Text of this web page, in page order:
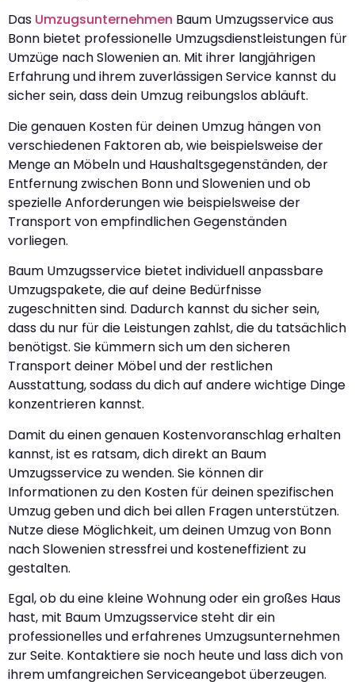
Das Umzugsunternehmen Baum Umzugsservice aus
Bonn bietet professionelle Umzugsdienstleistungen für
Umzüge nach Slowenien an. Mit ihrer langjährigen
Erfahrung und ihrem zuverlässigen Service kannst du
sicher sein, dass dein Umzug reibungslos abläuft.
Die genauen Kosten für deinen Umzug hängen von
verschiedenen Faktoren ab, wie beispielsweise der
Menge an Möbeln und Haushaltsgegenständen, der
Entfernung zwischen Bonn und Slowenien und ob
spezielle Anforderungen wie beispielsweise der
Transport von empfindlichen Gegenständen
vorliegen.
Baum Umzugsservice bietet individuell anpassbare
Umzugspakete, die auf deine Bedürfnisse
zugeschnitten sind. Dadurch kannst du sicher sein,
dass du nur für die Leistungen zahlst, die du tatsächlich
benötigst. Sie kümmern sich um den sicheren
Transport deiner Möbel und der restlichen
Ausstattung, sodass du dich auf andere wichtige Dinge
konzentrieren kannst.
Damit du einen genauen Kostenvoranschlag erhalten
kannst, ist es ratsam, dich direkt an Baum
Umzugsservice zu wenden. Sie können dir
Informationen zu den Kosten für deinen spezifischen
Umzug geben und dich bei allen Fragen unterstützen.
Nutze diese Möglichkeit, um deinen Umzug von Bonn
nach Slowenien stressfrei und kosteneffizient zu
gestalten.
Egal, ob du eine kleine Wohnung oder ein großes Haus
hast, mit Baum Umzugsservice steht dir ein
professionelles und erfahrenes Umzugsunternehmen
zur Seite. Kontaktiere sie noch heute und lass dich von
ihrem umfangreichen Serviceangebot überzeugen.